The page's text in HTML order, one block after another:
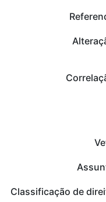
Classificação de